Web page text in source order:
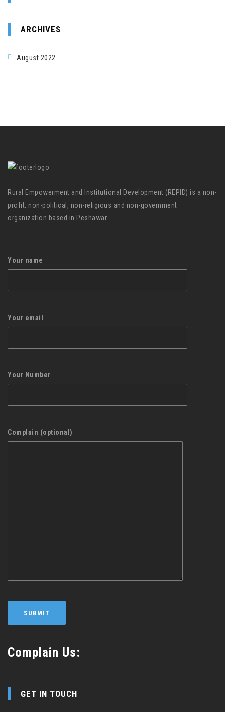
ARCHIVES
August 2022
Rural Empowerment and Institutional Development (REPID) is a non-
profit, non-political, non-religious and non-government
organization based in Peshawar.
Your name
Your email
Your Number
Complain (optional)
Complain Us:
GET IN TOUCH